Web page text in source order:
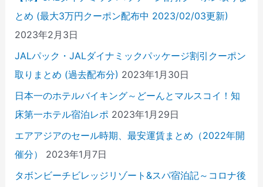
とめ (最大3万円クーポン配布中 2023/02/03更新)
2023年2月3日
JALパック・JALダイナミックパッケージ割引クーポン
取りまとめ (過去配布分) 2023年1月30日
日本一のホテルバイキング～どーんとマルスコイ！知
床第一ホテル宿泊レポ 2023年1月29日
エアアジアのセール時期、最安運賃まとめ（2022年開
催分）
2023年1月7日
タボンビーチビレッジリゾート&スパ宿泊記～コロナ後